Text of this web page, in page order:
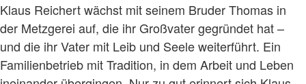
Klaus Reichert wächst mit seinem Bruder Thomas in
der Metzgerei auf, die ihr Großvater gegründet hat –
und die ihr Vater mit Leib und Seele weiterführt. Ein
Familienbetrieb mit Tradition, in dem Arbeit und Leben